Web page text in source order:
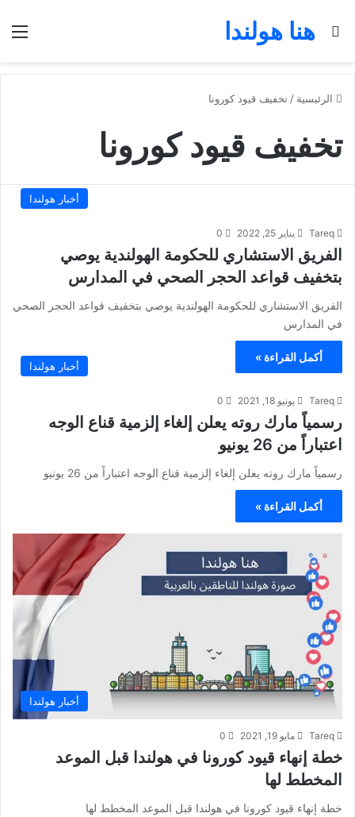
هنا هولندا
بحث عن
الرئيسية / تخفيف قيود كورونا
تخفيف قيود كورونا
أخبار هولندا
Tareq يناير 25, 2022 0
الفريق الاستشاري للحكومة الهولندية يوصي
بتخفيف قواعد الحجر الصحي في المدارس
الفريق الاستشاري للحكومة الهولندية يوصي بتخفيف قواعد الحجر الصحي
في المدارس
أكمل القراءة »
أخبار هولندا
Tareq يونيو 18, 2021 0
رسمياً مارك روته يعلن إلغاء إلزمية قناع الوجه
اعتباراً من 26 يونيو
رسمياً مارك روته يعلن إلغاء إلزمية قناع الوجه اعتباراً من 26 يونيو
أكمل القراءة »
أخبار هولندا
Tareq مايو 19, 2021 0
خطة إنهاء قيود كورونا في هولندا قبل الموعد
المخطط لها
خطة إنهاء قيود كورونا في هولندا قبل الموعد المخطط لها